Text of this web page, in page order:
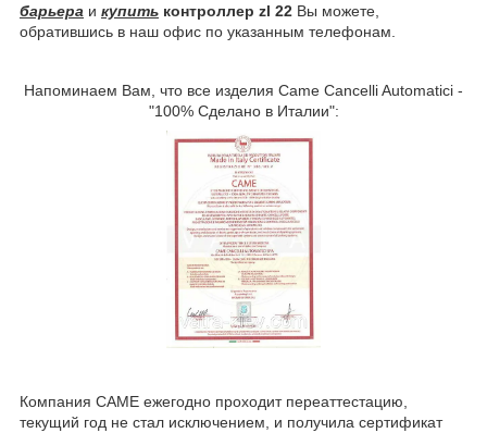
барьера и купить контроллер zl 22 Вы можете,
обратившись в наш офис по указанным телефонам.
Напоминаем Вам, что все изделия Came Cancelli Automatici -
"100% Сделано в Италии":
Компания CAME ежегодно проходит переаттестацию,
текущий год не стал исключением, и получила сертификат